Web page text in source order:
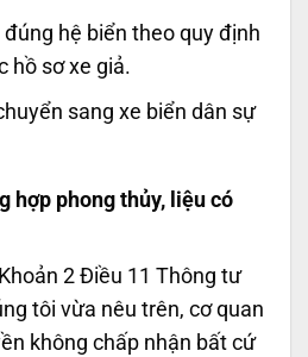
hệ biển theo quy định
hồ sơ xe giả.
sang xe biển dân sự
hợp phong thủy, liệu có
2 Điều 11 Thông tư
tôi vừa nêu trên, cơ quan
không chấp nhận bất cứ